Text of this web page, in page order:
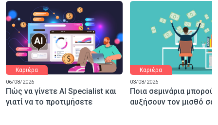
Καριέρα
06/08/2026
Πώς να γίνετε AI Specialist και
γιατί να το προτιμήσετε
Καριέρα
03/08/2026
Ποια σεμινάρια
αυξήσουν τον μισθό